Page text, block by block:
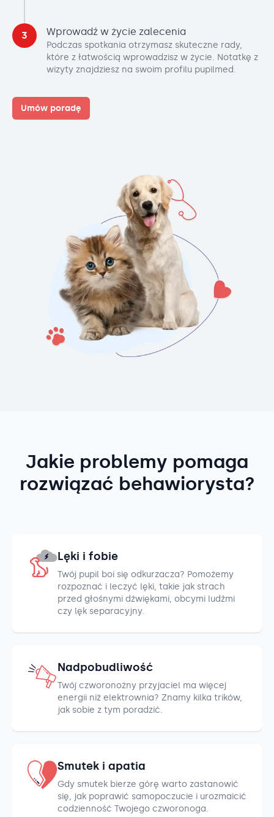
3 Wprowadź w życie zalecenia
Podczas spotkania otrzymasz skuteczne rady,
które z łatwością wprowadzisz w życie. Notatkę z
wizyty znajdziesz na swoim profilu pupilmed.
Umów poradę
Jakie problemy pomaga
rozwiązać behawiorysta?
Lęki i fobie
Twój pupil boi się odkurzacza? Pomożemy
rozpoznać i leczyć lęki, takie jak strach
przed głośnymi dźwiękami, obcymi ludźmi
czy lęk separacyjny.
Nadpobudliwość
Twój czworonożny przyjaciel ma więcej
energii niż elektrownia? Znamy kilka trików,
jak sobie z tym poradzić.
Smutek i apatia
Gdy smutek bierze górę warto zastanowić
się, jak poprawić samopoczucie i urozmaicić
codzienność Twojego czworonoga.